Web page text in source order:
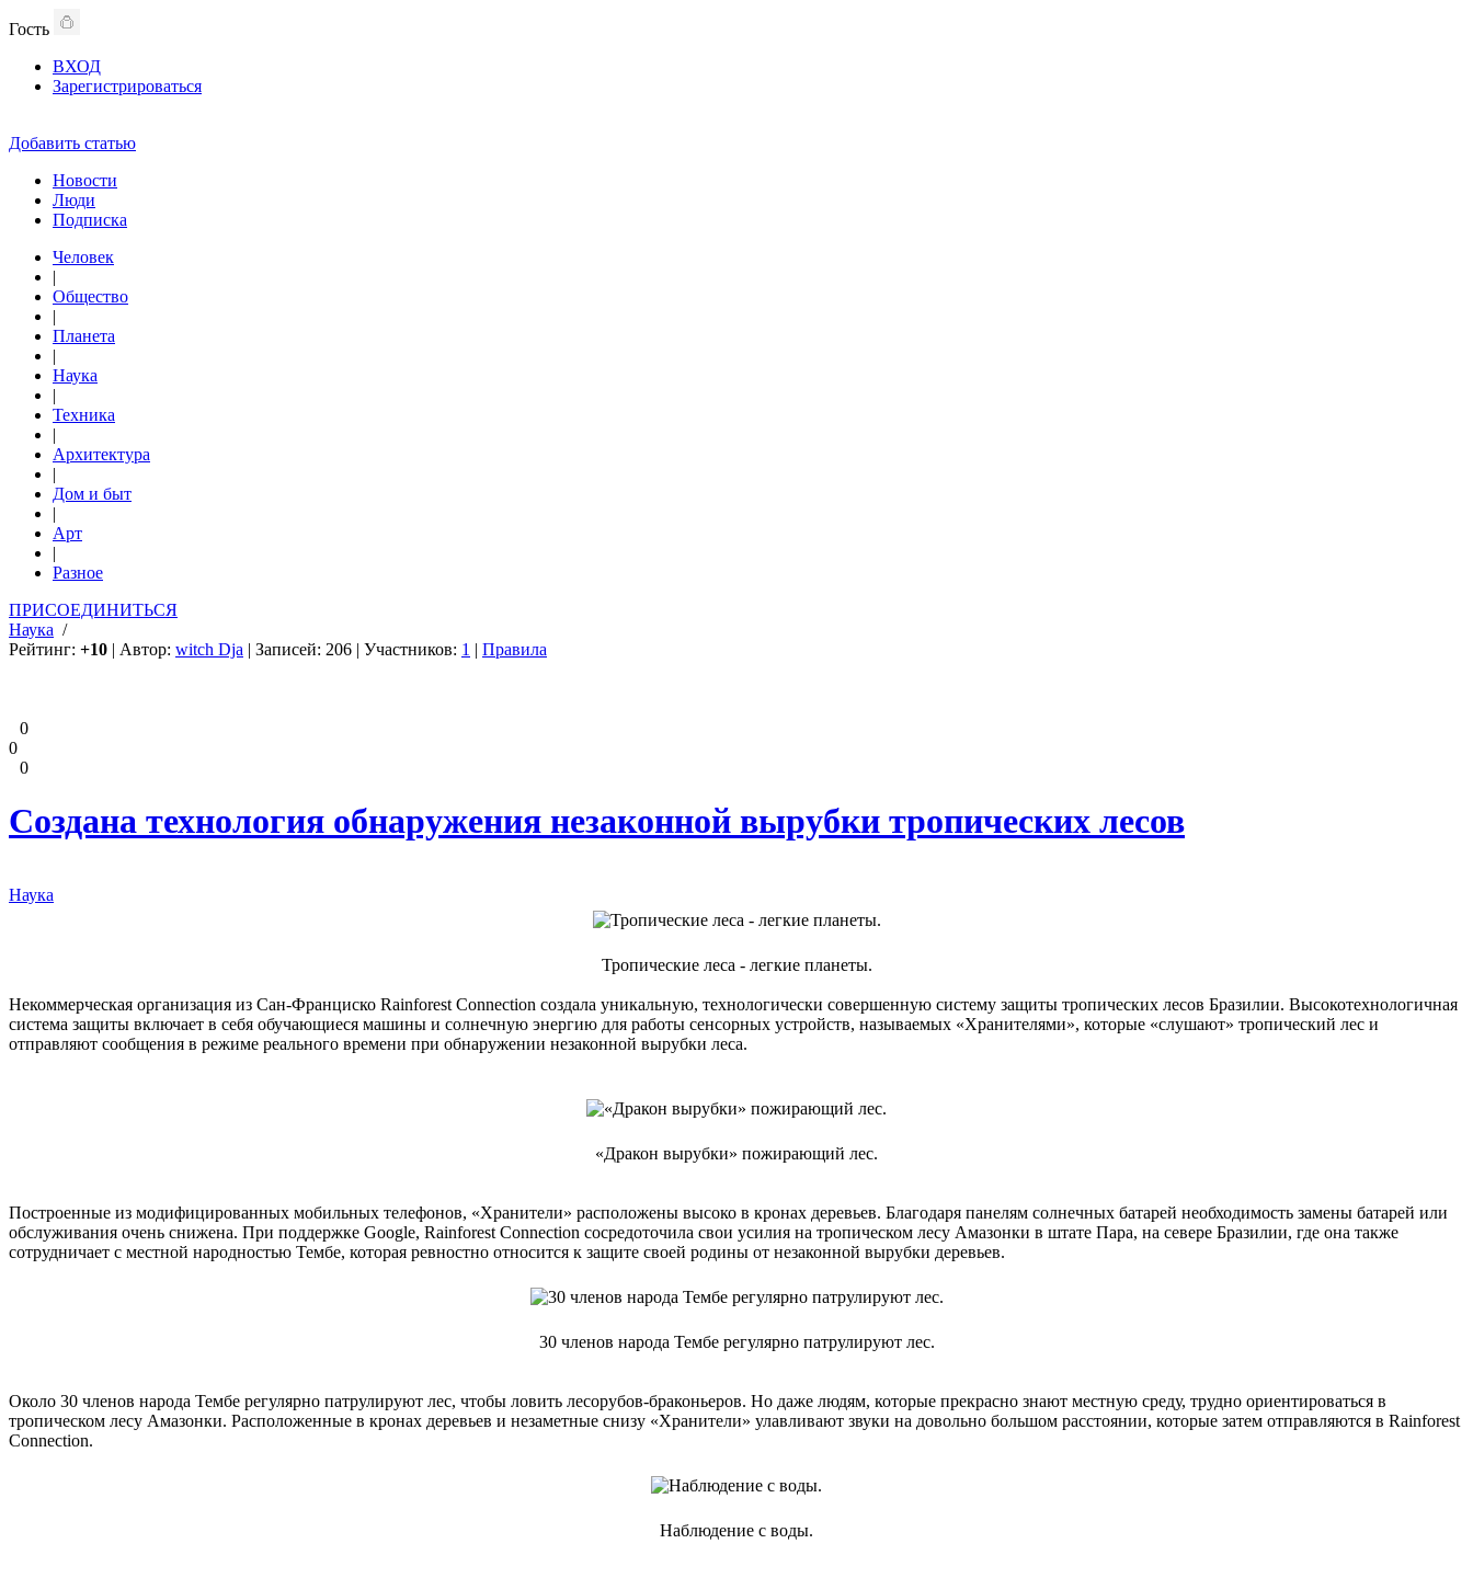
Гость
ВХОД
Зарегистрироваться
Добавить статью
Новости
Люди
Подписка
Человек
|
Общество
|
Планета
|
Наука
|
Техника
|
Архитектура
|
Дом и быт
|
Арт
|
Разное
ПРИСОЕДИНИТЬСЯ
Наука /
Рейтинг: +10 | Автор: witch Dja | Записей: 206 | Участников: 1 | Правила
0
0
0
Создана технология обнаружения незаконной вырубки тропических лесов
Наука
Тропические леса - легкие планеты.
Некоммерческая организация из Сан-Франциско Rainforest Connection создала уникальную, технологически совершенную систему защиты тропических лесов Бразилии. Высокотехнологичная
система защиты включает в себя обучающиеся машины и солнечную энергию для работы сенсорных устройств, называемых «Хранителями», которые «слушают» тропический лес и
отправляют сообщения в режиме реального времени при обнаружении незаконной вырубки леса.
«Дракон вырубки» пожирающий лес.
Построенные из модифицированных мобильных телефонов, «Хранители» расположены высоко в кронах деревьев. Благодаря панелям солнечных батарей необходимость замены батарей или
обслуживания очень снижена. При поддержке Google, Rainforest Connection сосредоточила свои усилия на тропическом лесу Амазонки в штате Пара, на севере Бразилии, где она также
сотрудничает с местной народностью Тембе, которая ревностно относится к защите своей родины от незаконной вырубки деревьев.
30 членов народа Тембе регулярно патрулируют лес.
Около 30 членов народа Тембе регулярно патрулируют лес, чтобы ловить лесорубов-браконьеров. Но даже людям, которые прекрасно знают местную среду, трудно ориентироваться в
тропическом лесу Амазонки. Расположенные в кронах деревьев и незаметные снизу «Хранители» улавливают звуки на довольно большом расстоянии, которые затем отправляются в Rainforest
Connection.
Наблюдение с воды.